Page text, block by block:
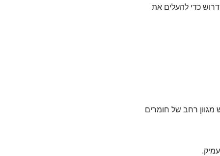
כדי להעלים את
מגוון רחב של חומרים